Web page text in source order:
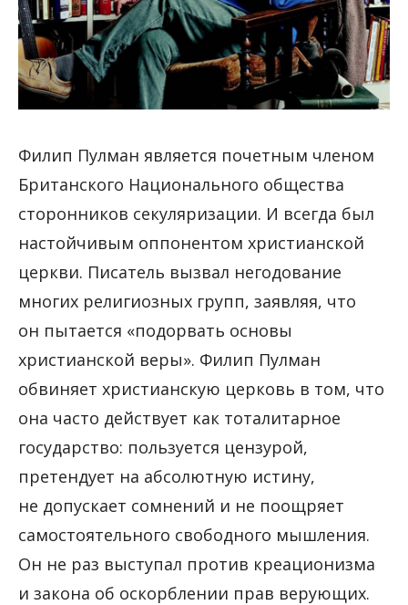
Филип Пулман является почетным членом
Британского Национального общества
сторонников секуляризации. И всегда был
настойчивым оппонентом христианской
церкви. Писатель вызвал негодование
многих религиозных групп, заявляя, что
он пытается «подорвать основы
христианской веры». Филип Пулман
обвиняет христианскую церковь в том, что
она часто действует как тоталитарное
государство: пользуется цензурой,
претендует на абсолютную истину,
не допускает сомнений и не поощряет
самостоятельного свободного мышления.
Он не раз выступал против креационизма
и закона об оскорблении прав верующих.